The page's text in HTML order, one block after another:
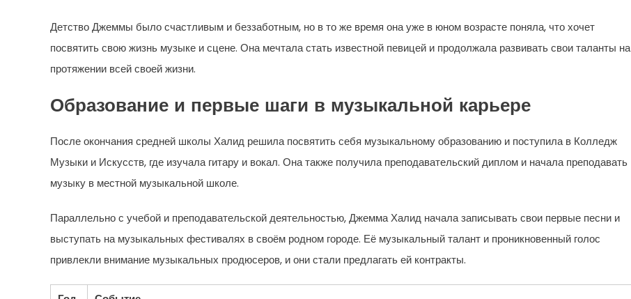
Детство Джеммы было счастливым и беззаботным, но в то же время она уже в юном возрасте поняла, что хочет
посвятить свою жизнь музыке и сцене. Она мечтала стать известной певицей и продолжала развивать свои таланты на
протяжении всей своей жизни.
Образование и первые шаги в музыкальной карьере
После окончания средней школы Халид решила посвятить себя музыкальному образованию и поступила в Колледж
Музыки и Искусств, где изучала гитару и вокал. Она также получила преподавательский диплом и начала преподавать
музыку в местной музыкальной школе.
Параллельно с учебой и преподавательской деятельностью, Джемма Халид начала записывать свои первые песни и
выступать на музыкальных фестивалях в своём родном городе. Её музыкальный талант и проникновенный голос
привлекли внимание музыкальных продюсеров, и они стали предлагать ей контракты.